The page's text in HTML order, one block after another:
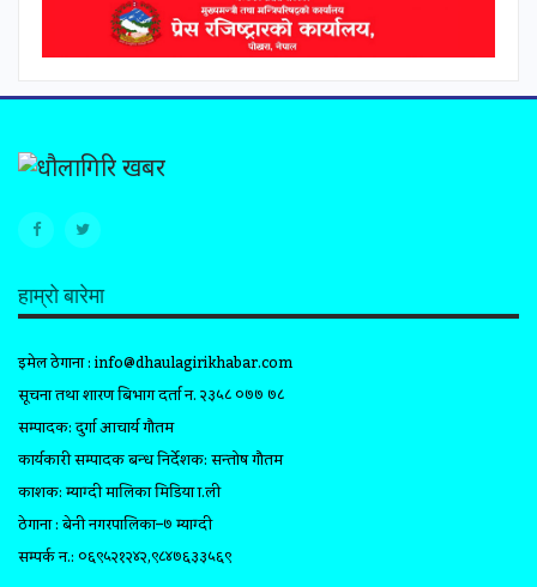
हाम्रो बारेमा
इमेल ठेगाना :info@dhaulagirikhabar.com
सूचना तथा प्रशारण बिभाग दर्ता न. २३५८ ०७७ ७८
सम्पादक: दुर्गा आचार्य गौतम
कार्यकारी सम्पादक प्रबन्ध निर्देशक: सन्तोष गौतम
प्रकाशक: म्याग्दी मालिका मिडिया प्रा.ली
ठेगाना : बेनी नगरपालिका–७ म्याग्दी
सम्पर्क न.: ०६९५२१२४२,९८४७६३३५६९